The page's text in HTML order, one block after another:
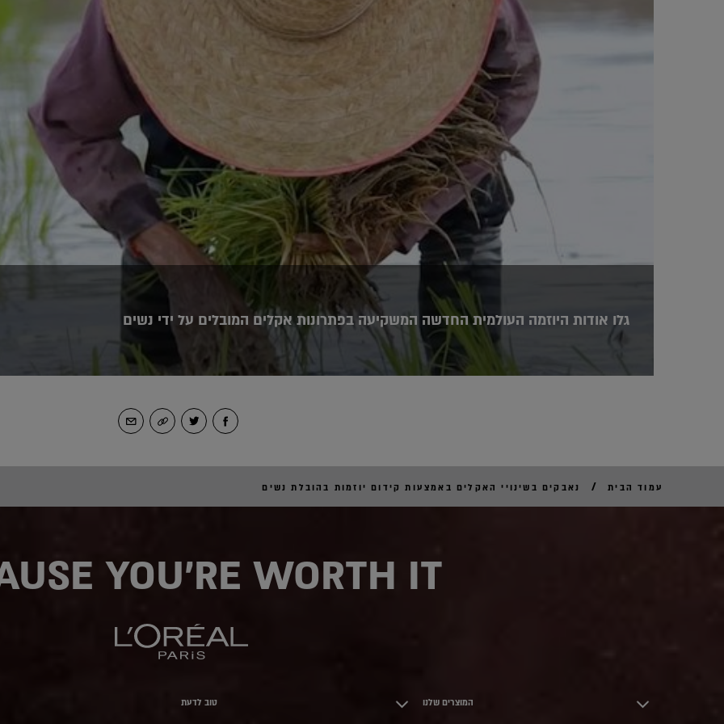
גלו אודות היוזמה העולמית החדשה המשקיעה בפתרונות אקלים המובלים על ידי נשים
עמוד הבית / נאבקים בשינויי האקלים באמצעות קידום יוזמות בהובלת נשים
YOU'RE WORTH IT
המוצרים שלנו טוב לדעת